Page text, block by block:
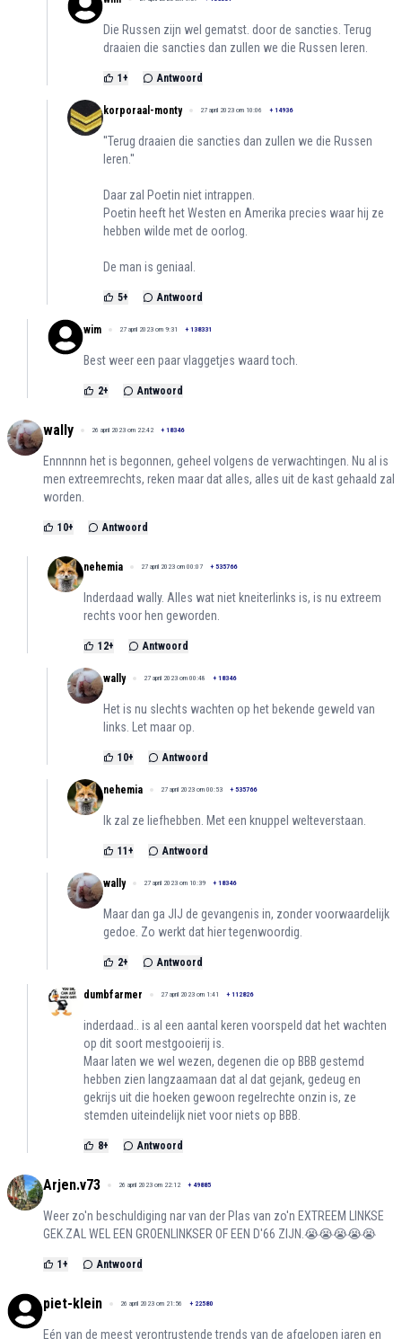
Die Russen zijn wel gematst. door de sancties. Terug
draaien die sancties dan zullen we die Russen leren.
1 + Antwoord
korporaal-monty 27 april 2023 om 10:06 + 14936
''Terug draaien die sancties dan zullen we die Russen
leren.''
Daar zal Poetin niet intrappen.
Poetin heeft het Westen en Amerika precies waar hij ze
hebben wilde met de oorlog.
De man is geniaal.
5+ Antwoord
wim 27 april 2023 om 9:31 + 138331
Best weer een paar vlaggetjes waard toch.
2+ Antwoord
wally 26 april 2023 om 22:42 + 18346
Ennnnnn het is begonnen, geheel volgens de verwachtingen. Nu al is
men extreemrechts, reken maar dat alles, alles uit de kast gehaald zal
worden.
10+ Antwoord
nehemia 27 april 2023 om 00:07 + 535766
Inderdaad wally. Alles wat niet kneiterlinks is, is nu extreem
rechts voor hen geworden.
12+ Antwoord
wally 27 april 2023 om 00:48 + 18346
Het is nu slechts wachten op het bekende geweld van
links. Let maar op.
10+ Antwoord
nehemia 27 april 2023 om 00:53 + 535766
Ik zal ze liefhebben. Met een knuppel welteverstaan.
11 + Antwoord
wally 27 april 2023 om 10:39 + 18346
Maar dan ga JIJ de gevangenis in, zonder voorwaardelijk
gedoe. Zo werkt dat hier tegenwoordig.
2+ Antwoord
dumbfarmer 27 april 2023 om 1:41 + 112826
inderdaad.. is al een aantal keren voorspeld dat het wachten
op dit soort mestgooierij is.
Maar laten we wel wezen, degenen die op BBB gestemd
hebben zien langzaamaan dat al dat gejank, gedeug en
gekrijs uit die hoeken gewoon regelrechte onzin is, ze
stemden uiteindelijk niet voor niets op BBB.
8+ Antwoord
Arjen.v73 26 april 2023 om 22:12 + 49885
Weer zo'n beschuldiging nar van der Plas van zo'n EXTREEM LINKSE
GEK.ZAL WEL EEN GROENLINKSER OF EEN D'66 ZIJN.😭😭😭😭😭
1 + Antwoord
piet-klein 26 april 2023 om 21:56 + 22580
Eén van de meest verontrustende trends van de afgelopen jaren en